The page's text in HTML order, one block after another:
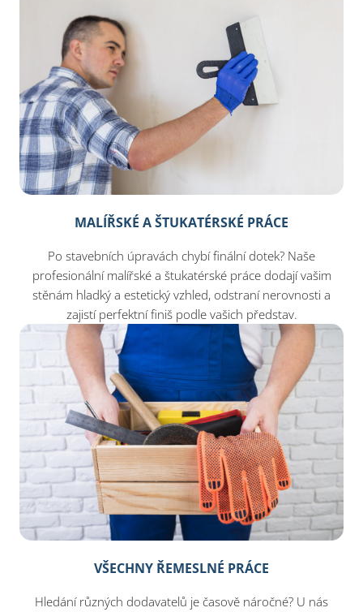
MALÍŘSKÉ A ŠTUKATÉRSKÉ PRÁCE
Po stavebních úpravách chybí finální dotek? Naše
profesionální malířské a štukatérské práce dodají vašim
stěnám hladký a estetický vzhled, odstraní nerovnosti a
zajistí perfektní finiš podle vašich představ.
VŠECHNY ŘEMESLNÉ PRÁCE
Hledání různých dodavatelů je časově náročné? U nás